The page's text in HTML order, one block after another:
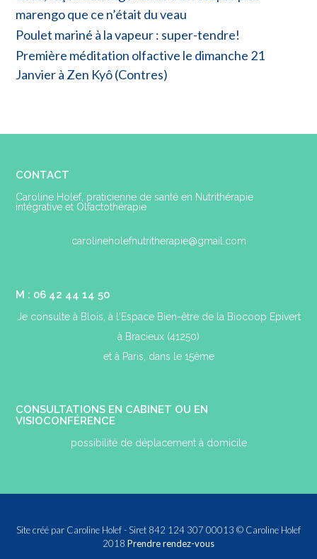
marengo que ce n’était du veau
Poulet mariné à la vapeur : super-tendre!
Première méditation olfactive le dimanche 21
Janvier à Zen Kyô (Contres)
CONTACT
Caroline Holef, praticienne de santé en Nutrithérapie
intégrative et Olfactothérapie
carolineholefnutritherapie@gmail.com
M : 06 42 44 14 50
Je consulte à Blois, à l'Espace Bien-être de la Biocoop Epivert
à Bracieux (41250)
et à Paris, dans le 15ème
CONSULTATIONS EN CABINET OU EN
VISIOCONFÉRENCE
possibilité de déplacement à domicile
Site créé par Caroline Holef - Siret 842 124 307 00013 © Caroline Holef
2018 Prendre rendez-vous